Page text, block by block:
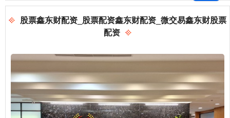
股票鑫东财配资_股票配资鑫东财配资_微交易鑫东财股票
配资